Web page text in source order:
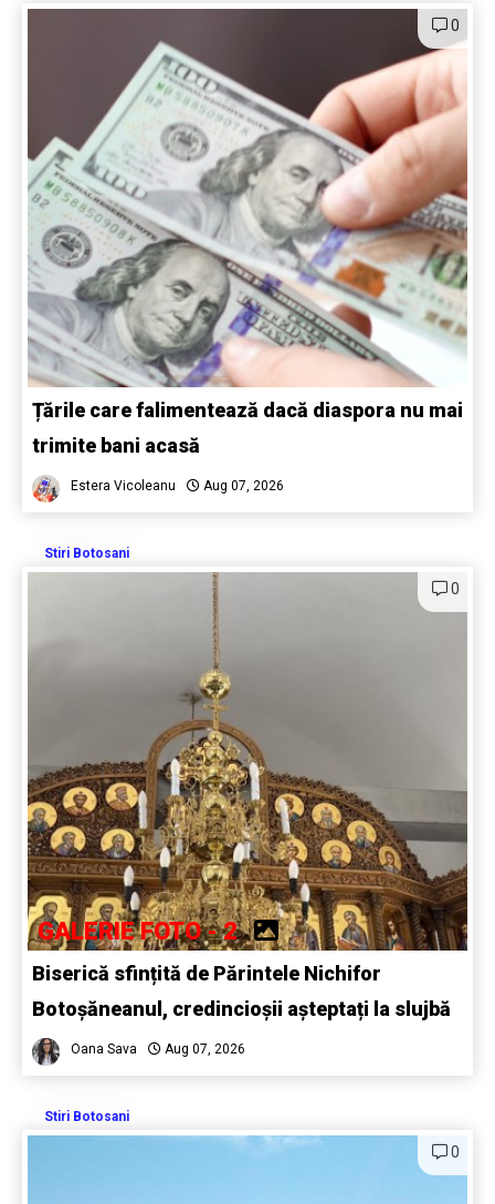
0
Țările care falimentează dacă diaspora nu mai
trimite bani acasă
Estera Vicoleanu Aug 07, 2026
Stiri Botosani
0
GALERIE FOTO - 2
Biserică sfințită de Părintele Nichifor
Botoșăneanul, credincioșii așteptați la slujbă
Oana Sava Aug 07, 2026
Stiri Botosani
0